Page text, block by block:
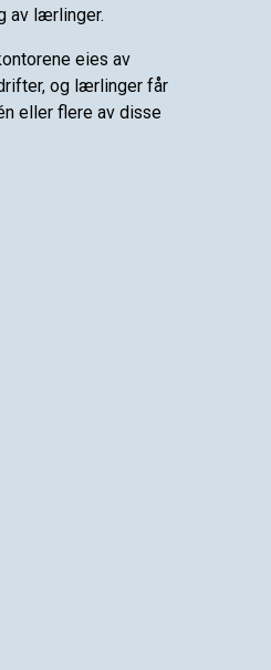
av lærlinger.
eies av
og lærlinger får
eller flere av disse